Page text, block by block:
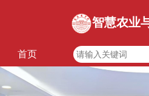
智慧农业
首页